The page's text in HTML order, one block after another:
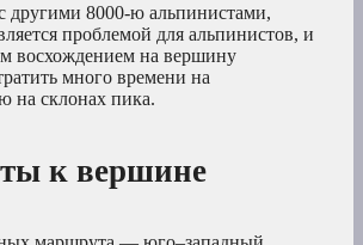
другими 8000-ю альпинистами,
проблемой для альпинистов, и
восхождением на вершину
много времени на
на склонах пика.
к вершине